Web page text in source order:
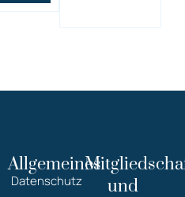
Allgemeines
Datenschutz
und